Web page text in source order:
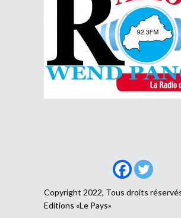
Copyright 2022, Tous droits
Editions «Le Pays»